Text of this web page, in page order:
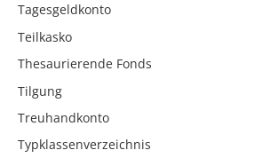
Tagesgeldkonto
Teilkasko
Thesaurierende Fonds
Tilgung
Treuhandkonto
Typklassenverzeichnis